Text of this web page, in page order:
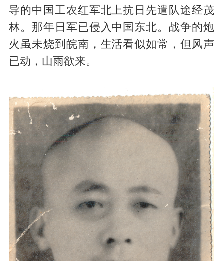
导的中国工农红军北上抗日先遣队途经茂
林。那年日军已侵入中国东北。战争的炮
火虽未烧到皖南，生活看似如常，但风声
已动，山雨欲来。